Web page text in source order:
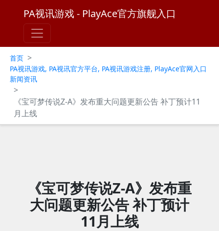
PA视讯游戏 - PlayAce官方旗舰入口
首页 >
PA视讯游戏, PA视讯官方平台, PA视讯游戏注册, PlayAce官网入口
新闻资讯
>
《宝可梦传说Z-A》发布重大问题更新公告 补丁预计11
月上线
《宝可梦传说Z-A》发布重
大问题更新公告 补丁预计
11月上线